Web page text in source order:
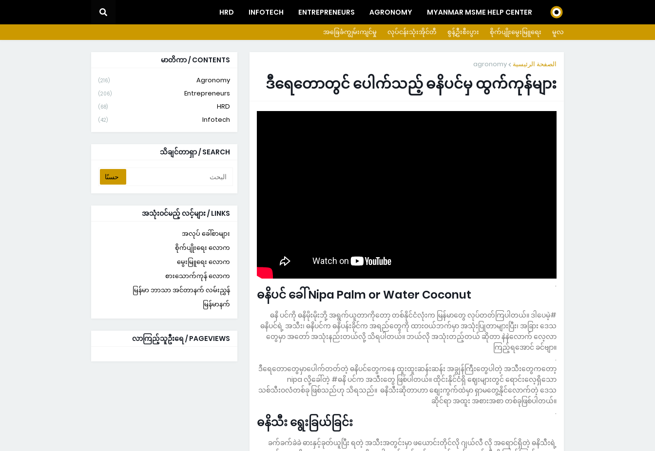
MYANMAR MSME HELP CENTER
AGRONOMY
ENTREPRENEURS
INFOTECH
HRD
မူလ
စိုက်ပျိုးမွေးမြူရေး
စွန့်ဦးစီးပွား
လုပ်ငန်းသုံးအိုင်တီ
အခြေခံကျွမ်းကျင်မှု
الصفحة الرئيسية agronomy
ဒီ‌ရေတောတွင် ပေါက်သည့် ဓနိပင်မှ ထွက်ကုန်များ
.
ဓနိပင် ခေါ် Nipa Palm or Water Coconut
#ဓနိ ပင်ကို ဓနိမိုးမိုးဘို့ အရွက်ယူတာကိုတော့ တစ်နိုင်ငံလုံးက မြန်မာတွေ လုပ်တတ်ကြပါတယ်။ ဒါပေမဲ့
ဓနိပင်ရဲ့ အသီး၊ ဓနိပင်က ဓနိပန်းခိုင်က အရည်တွေကို ထားဝယ်ဘက်မှာ အသုံးပြုတာများပြီး၊ အခြား ဒေသ
တွေမှာ အတော် အသုံးနည်းတယ်လို့ သိရပါတယ်။ ဘယ်လို အသုံးတည့်တယ် ဆိုတာ နဲနဲလောက် လေ့လာ
ကြည့်ရအောင် ခင်ဗျာ။
.
ဒီရေတောတွေမှာပေါက်တတ်တဲ့ ဓနိပင်တွေကနေ ထူးထူးဆန်းဆန်း အချွန်ကြီးတွေပါတဲ့ အသီးတွေကတော့
nipa လို့ခေါ်တဲ့ #ဓနိ ပင်က အသီးတွေ ဖြစ်ပါတယ်။ ထိုင်းနိုင်ငံရှိ ဈေးများတွင် ရောင်းလေ့ရှိသော
သစ်သီးဝလံတစ်ခု ဖြစ်သည်ဟု သိရသည်။ ဓနိသီးဆိုတာဟာ စျေးကွက်ထဲမှာ ရှာမတွေ့နိုင်လောက်တဲ့ ဒေသ
ဆိုင်ရာ အထူး အစားအစာ တစ်ခုဖြစ်ပါတယ်။
.
ဓနိသီး ရွေးခြယ်ခြင်း
ခက်ခက်ခဲခဲ ဓားနှင့်ခုတ်ယူပြီး ရတဲ့ အသီးအတွင်းမှာ ဖယောင်းတိုင်လို ဂျယ်လီ လို အရောင်ရှိတဲ့ ဓနိသီးရဲ့
မာတိကာ / CONTENTS
Agronomy
(216)
Entrepreneurs
(206)
HRD
(68)
Infotech
(42)
သိချင်တာရှာ / SEARCH
အသုံးဝင်မည့် လင့်များ / LINKS
အလုပ် ခေါ်စာများ
စိုက်ပျိုးရေး လောက
မွေးမြူရေး လောက
စားသောက်ကုန် လောက
မြန်မာ ဘာသာ အင်တာနက် လမ်းညွှန်
မြန်မာနက်
လာကြည့်သူဦးရေ / PAGEVIEWS